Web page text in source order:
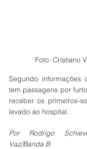
Foto: Cristiano
Segundo informações
tem passagens por
receber os primeiros-
levado ao hospital.
Por Rodrigo
Vaz/Banda B